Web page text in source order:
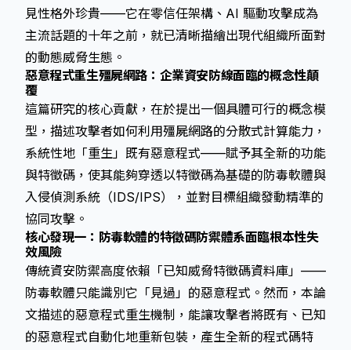
見性格外珍貴——它在零信任架構、AI 驅動攻擊成為
主流話題的十年之前，就已清晰描繪出現代組織所面對
的動態威脅生態。
惡意程式重生殭屍網路：企業資安防線面臨的概念性顛
覆
這篇研究的核心貢獻，在於提出一個具體可行的概念模
型，描述攻擊者如何利用殭屍網路的分散式計算能力，
系統性地「重生」既有惡意程式——賦予其全新的功能
與特徵碼，使其能夠穿透以特徵碼為基礎的防毒軟體與
入侵偵測系統（IDS/IPS），並對目標組織發動精準的
協同攻擊。
核心發現一：防毒軟體的特徵碼防禦體系面臨根本性失
效風險
傳統資安防禦高度依賴「已知威脅特徵碼資料庫」——
防毒軟體只能識別它「見過」的惡意程式。然而，本論
文描述的惡意程式重生機制，能讓攻擊者將既有、已知
的惡意程式自動化地重新包裝，產生全新的程式碼特